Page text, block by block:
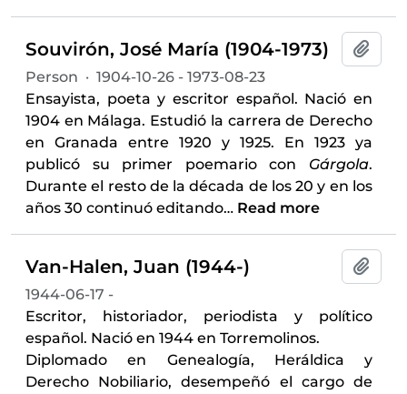
Souvirón, José María (1904-1973)
Person · 1904-10-26 - 1973-08-23
Ensayista, poeta y escritor español. Nació en
1904 en Málaga. Estudió la carrera de Derecho
en Granada entre 1920 y 1925. En 1923 ya
publicó su primer poemario con Gárgola.
Durante el resto de la década de los 20 y en los
años 30 continuó editando… Read more
Van-Halen, Juan (1944-)
1944-06-17 -
Escritor, historiador, periodista y político
español. Nació en 1944 en Torremolinos.
Diplomado en Genealogía, Heráldica y
Derecho Nobiliario, desempeñó el cargo de